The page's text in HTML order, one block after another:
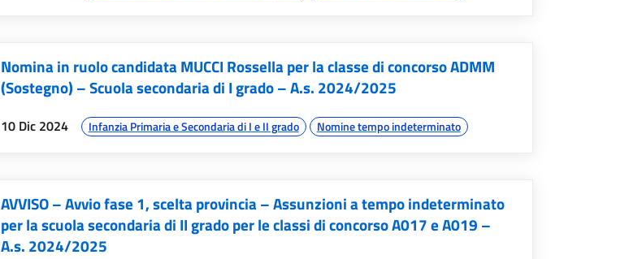
Nomina in ruolo candidata MUCCI Rossella per la classe di concorso ADMM
(Sostegno) – Scuola secondaria di I grado – A.s. 2024/2025
data:
10 Dic 2024 argomenti:
Infanzia Primaria e Secondaria di I e II grado Nomine tempo indeterminato
AVVISO – Avvio fase 1, scelta provincia – Assunzioni a tempo indeterminato
per la scuola secondaria di II grado per le classi di concorso A017 e A019 –
A.s. 2024/2025